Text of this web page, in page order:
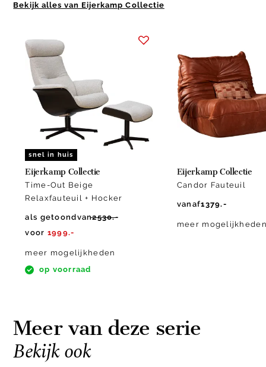
Bekijk alles van Eijerkamp Collectie
snel in huis
Eijerkamp Collectie
Time-Out Beige
Relaxfauteuil + Hocker
als getoondvan2530.-
voor 1999.-
meer mogelijkheden
op voorraad
Eijerkamp Collectie
Candor Fauteuil
vanaf1379.-
meer
Meer van deze serie
Bekijk ook